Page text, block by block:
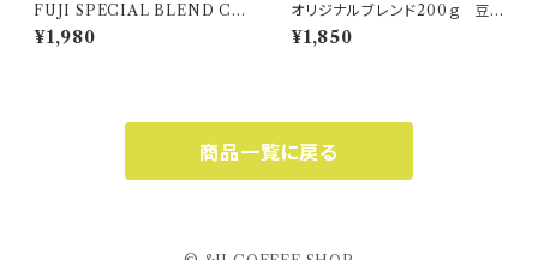
FUJI SPECIAL BLEND CO
FFEE 200g
¥1,980
オリジナルブレンド200ｇ 豆o
r粉
¥1,850
商品一覧に戻る